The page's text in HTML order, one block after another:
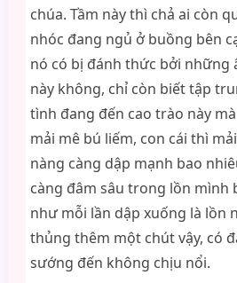
chúa. Tầm này thì chả ai còn
nhóc đang ngủ ở buồng bên
nó có bị đánh thức bởi những
này không, chỉ còn biết tập
tình đang đến cao trào này
mải mê bú liếm, con cái thì
nàng càng dập mạnh bao
càng đâm sâu trong lồn mình
như mỗi lần dập xuống là lồn
thủng thêm một chút vậy, có
sướng đến không chịu nổi.